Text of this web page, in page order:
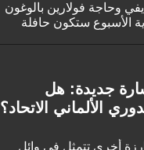
وحاجة فولارين بالوغون
الأسبوع ستكون حافلة
جديدة: هل
الألماني الاتحاد؟
أخرى تتمثل في وائل